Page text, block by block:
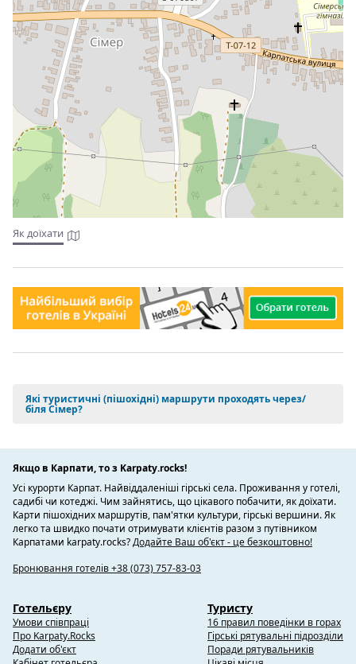
Як доїхати
Які туристичні (пішохідні) маршрути проходять через/
біля Сімер?
Якщо в Карпати, то з Karpaty.rocks!
Усі курорти Карпат. Найвіддаленіші гірські села. Проживання у готелі,
садибі чи котеджі. Чим зайнятись, що цікавого побачити, як доїхати.
Карти пішохідних маршрутів, пам'ятки культури, гірські вершини. Як
легко та швидко почати отримувати клієнтів разом з путівником
Карпатами karpaty.rocks?Додайте Ваш об'єкт - це безкоштовно!
Бронювання готелів +38 (073) 757-83-03
Готельєру
Умови співпраці
Про Karpaty.Rocks
Додати об'єкт
Туристу
16 правил поведінки в горах
Гірські рятувальні підрозділи
Поради рятувальників